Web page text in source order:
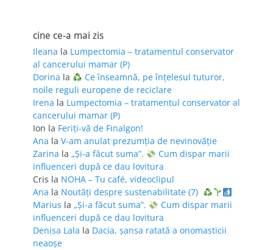
cine ce-a mai zis
Ileana la Lumpectomia – tratamentul conservator
al cancerului mamar (P)
Dorina la
Ce înseamnă, pe înțelesul tuturor,
noile reguli europene de reciclare
Irena la Lumpectomia – tratamentul conservator al
cancerului mamar (P)
Ion la Feriţi-vă de Finalgon!
Ana la V-am anulat prezumția de nevinovăție
Zarina la „Și-a făcut suma”.
Cum dispar marii
influenceri după ce dau lovitura
Cris la NOHA – Tu café, videoclipul
Ana la Noutăți despre sustenabilitate (7)
Marius la „Și-a făcut suma”.
Cum dispar marii
influenceri după ce dau lovitura
Denisa Lala la Dacia, șansa ratată a onomasticii
neaoșe